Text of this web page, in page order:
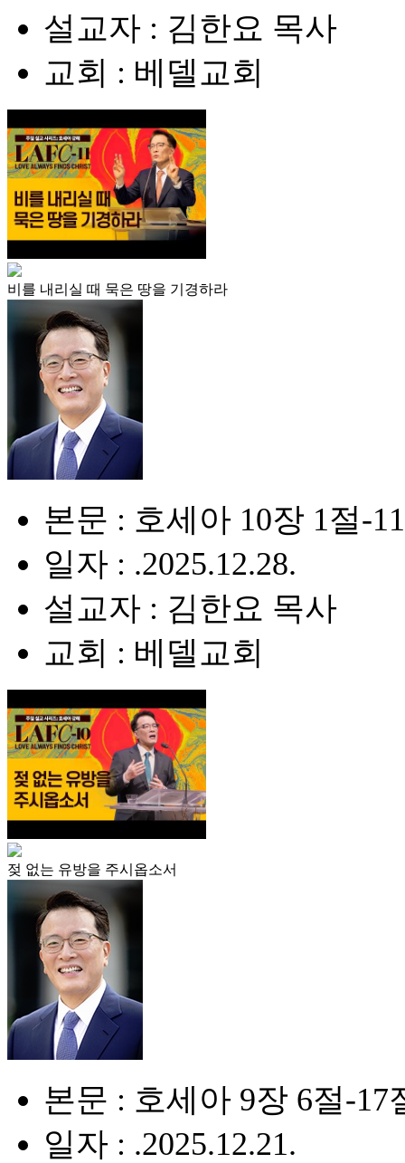
설교자 : 김한요 목사
교회 : 베델교회
비를 내리실 때 묵은 땅을 기경하라
본문 : 호세아 10장 1절-
일자 : .2025.12.28.
설교자 : 김한요 목사
교회 : 베델교회
젖 없는 유방을 주시옵소서
본문 : 호세아 9장 6절-17
일자 : .2025.12.21.